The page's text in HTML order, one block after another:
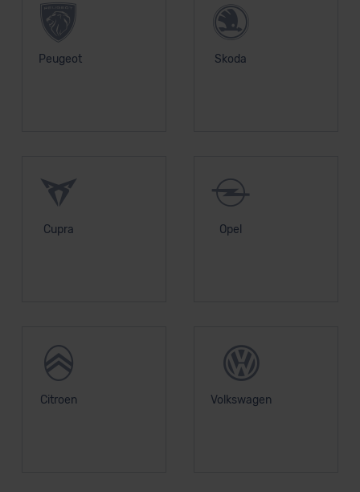
Peugeot Skoda
Cupra Opel
Citroen Volkswagen